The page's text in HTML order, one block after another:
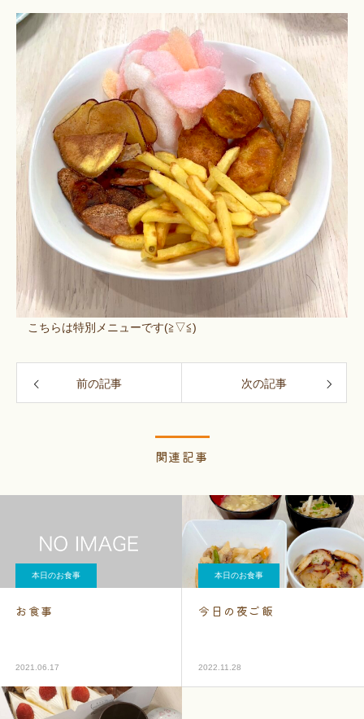
こちらは特別メニューです(≧▽≦)
前の記事 次の記事
関連記事
本日のお食事
お食事
2021.06.17
本日のお食事
今日の夜ご飯
2022.11.28